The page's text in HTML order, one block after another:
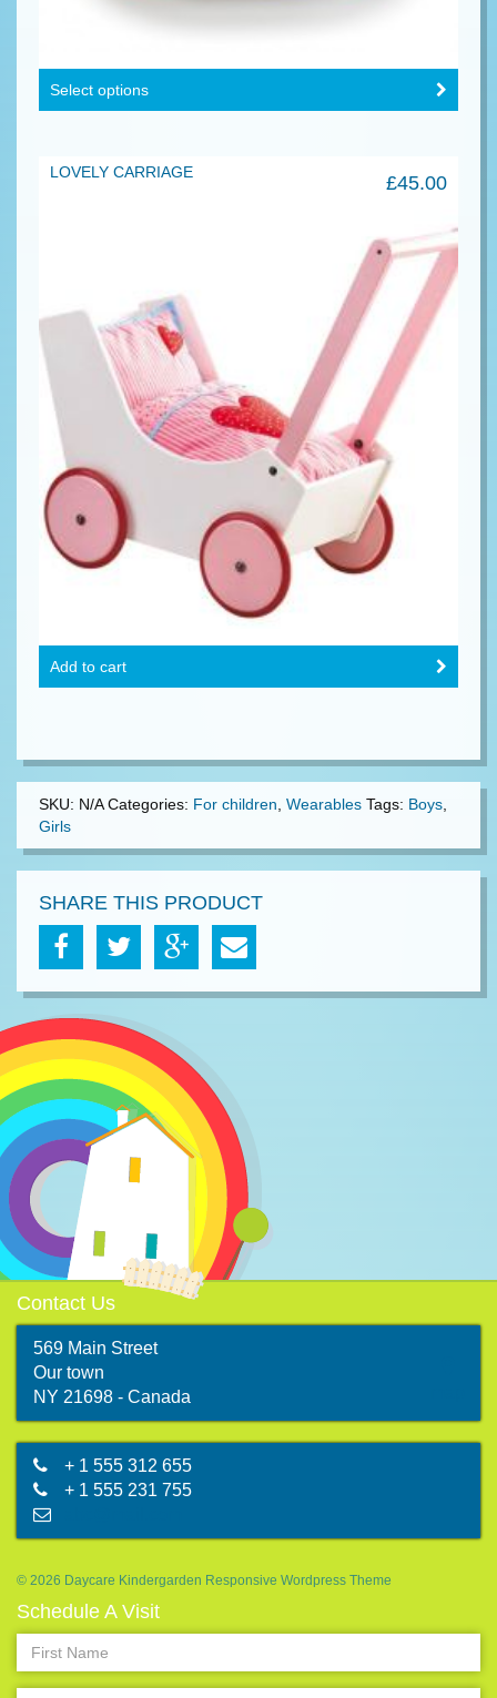
Select options
LOVELY CARRIAGE £45.00
Add to cart
SKU: N/A Categories: For children Wearables Tags: Boys
Girls
SHARE THIS PRODUCT
Contact Us
569 Main Street
Our town
NY 21698 - Canada
+ 1 555 312 655
+ 1 555 231 755
© 2026 Daycare Kindergarden Responsive Wordpress Theme
Schedule A Visit